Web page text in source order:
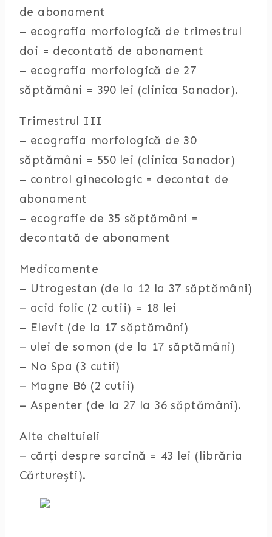
de abonament
– ecografia morfologică de trimestrul
doi = decontată de abonament
– ecografia morfologică de 27
săptămâni = 390 lei (clinica Sanador).
Trimestrul III
– ecografia morfologică de 30
săptămâni = 550 lei (clinica Sanador)
– control ginecologic = decontat de
abonament
– ecografie de 35 săptămâni =
decontată de abonament
Medicamente
– Utrogestan (de la 12 la 37 săptămâni)
– acid folic (2 cutii) = 18 lei
– Elevit (de la 17 săptămâni)
– ulei de somon (de la 17 săptămâni)
– No Spa (3 cutii)
– Magne B6 (2 cutii)
– Aspenter (de la 27 la 36 săptămâni).
Alte cheltuieli
– cărți despre sarcină = 43 lei (librăria
Cărturești).